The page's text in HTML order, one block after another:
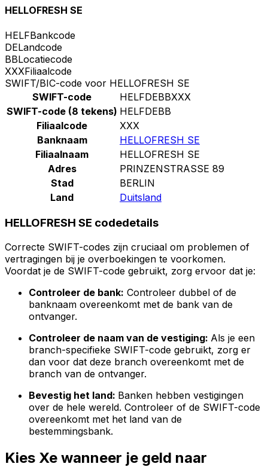
HELLOFRESH SE
HELFBankcode
DELandcode
BBLocatiecode
XXXFiliaalcode
SWIFT/BIC-code voor HELLOFRESH SE
SWIFT-code
HELFDEBBXXX
SWIFT-code (8 tekens) HELFDEBB
Filiaalcode
XXX
Banknaam
HELLOFRESH SE
Filiaalnaam
HELLOFRESH SE
Adres
PRINZENSTRASSE 89
Stad
BERLIN
Land
Duitsland
HELLOFRESH SE codedetails
Correcte SWIFT-codes zijn cruciaal om problemen of
vertragingen bij je overboekingen te voorkomen.
Voordat je de SWIFT-code gebruikt, zorg ervoor dat je:
Controleer de bank: Controleer dubbel of de
banknaam overeenkomt met de bank van de
ontvanger.
Controleer de naam van de vestiging: Als je een
branch-specifieke SWIFT-code gebruikt, zorg er
dan voor dat deze branch overeenkomt met de
branch van de ontvanger.
Bevestig het land: Banken hebben vestigingen
over de hele wereld. Controleer of de SWIFT-code
overeenkomt met het land van de
bestemmingsbank.
Kies Xe wanneer je geld naar